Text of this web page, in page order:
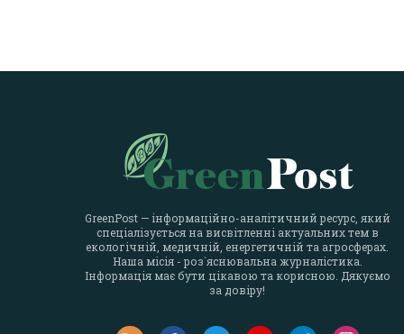
GreenPost — інформаційно-аналітичний ресурс, який
спеціалізується на висвітленні актуальних тем в
екологічній, медичній, енергетичній та агросферах.
Наша місія - роз`яснювальна журналістика.
Інформація має бути цікавою та корисною. Дякуємо
за довіру!